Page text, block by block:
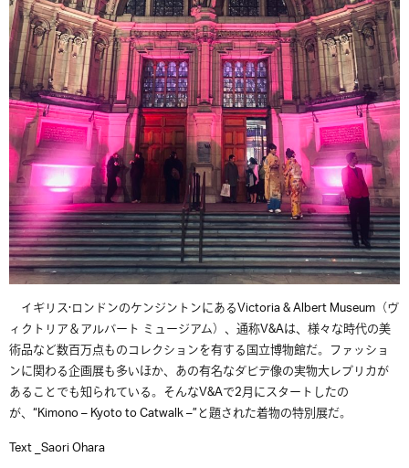
イギリス·ロンドンのケンジントンにあるVictoria & Albert Museum （ヴ
ィクトリア＆アルバート ミュージアム）、通称V&Aは、 様々な時代の美
術品など数百万点ものコレクションを有する国立博物館だ。ファッショ
ンに関わる企画展も多いほか、あの有名なダビデ像の実物大レプリカが
あることでも知られている。そんなV&Aで2月にスタートしたの
が、 “Kimono – Kyoto to Catwalk –”と題された着物の特別展だ。
Text_Saori Ohara